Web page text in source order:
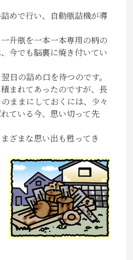
めで行い、自動瓶詰機が導
升瓶を一本一本専用の柄の
今でも脳裏に焼き付いてい
日の詰め口を待つのです。
まれてあったのですが、長
ままにしておくには、少々
ている今、思い切って先
ざまな思い出も甦ってき